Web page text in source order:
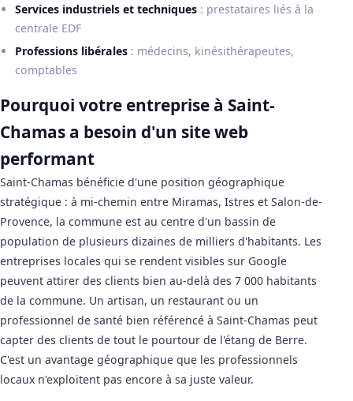
Services industriels et techniques : prestataires liés à la
centrale EDF
Professions libérales : médecins, kinésithérapeutes,
comptables
Pourquoi votre entreprise à Saint-
Chamas a besoin d'un site web
performant
Saint-Chamas bénéficie d'une position géographique
stratégique : à mi-chemin entre Miramas, Istres et Salon-de-
Provence, la commune est au centre d'un bassin de
population de plusieurs dizaines de milliers d'habitants. Les
entreprises locales qui se rendent visibles sur Google
peuvent attirer des clients bien au-delà des 7 000 habitants
de la commune. Un artisan, un restaurant ou un
professionnel de santé bien référencé à Saint-Chamas peut
capter des clients de tout le pourtour de l'étang de Berre.
C'est un avantage géographique que les professionnels
locaux n'exploitent pas encore à sa juste valeur.